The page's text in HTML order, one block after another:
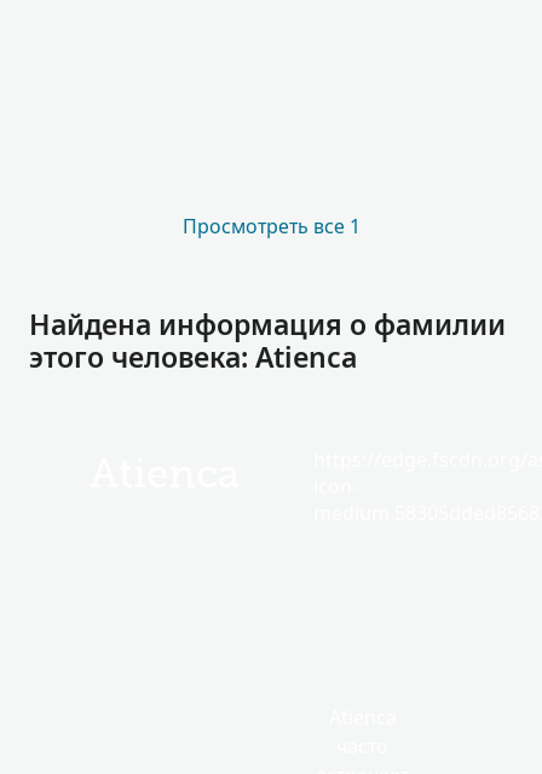
Просмотреть все 1
Найдена информация о фамилии
этого человека: Atienca